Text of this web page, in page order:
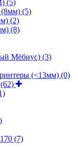
(5)
(8мм) (5)
(2)
(8)
Мёбиус) (3)
(<13мм) (0)
(62)
(7)